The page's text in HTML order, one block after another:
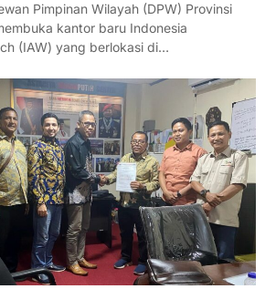
Pimpinan Wilayah (DPW) Provinsi
kantor baru Indonesia
(IAW) yang berlokasi di…